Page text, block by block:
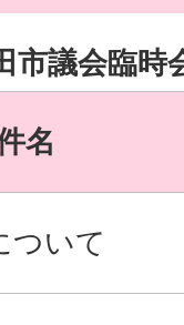
市議会臨時
名
ついて